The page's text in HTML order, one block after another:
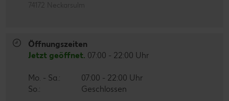
74172 Neckarsulm
Öffnungszeiten
Jetzt geöffnet. 07:00 - 22:00 Uhr
Mo. - Sa.:
07:00 - 22:00 Uhr
So.:
Geschlossen